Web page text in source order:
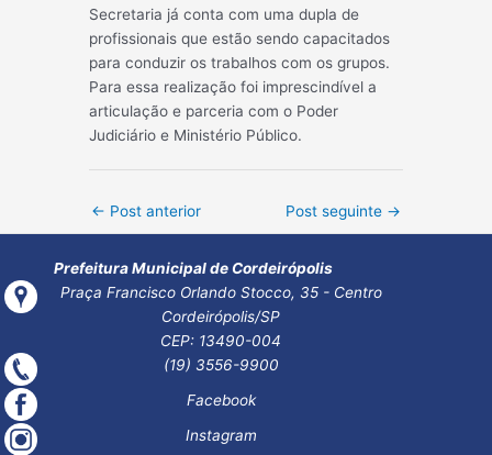
Secretaria já conta com uma dupla de
profissionais que estão sendo capacitados
para conduzir os trabalhos com os grupos.
Para essa realização foi imprescindível a
articulação e parceria com o Poder
Judiciário e Ministério Público.
Post
← Post anterior Post seguinte →
Prefeitura Municipal de Cordeirópolis
Praça Francisco Orlando Stocco, 35 - Centro
Cordeirópolis/SP
CEP: 13490-004
(19) 3556-9900
Facebook
Instagram